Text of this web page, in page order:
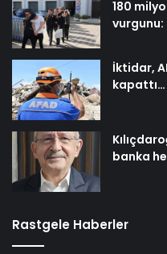
180
vurgunu:
İktidar,
kapattı…
banka
Rastgele Haberler